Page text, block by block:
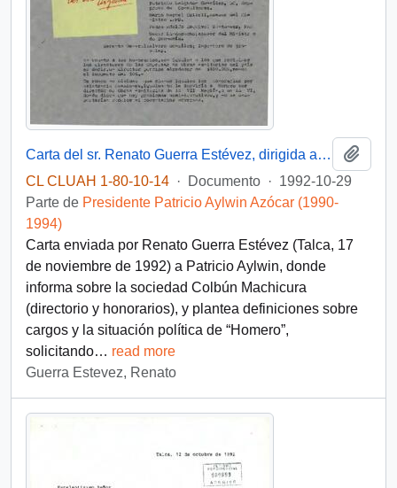
Carta del sr. Renato Guerra Estévez, dirigida al Señor Patricio Aylwin Azócar
CL CLUAH 1-80-10-14 · Documento · 1992-10-29
Parte de Presidente Patricio Aylwin Azócar (1990-
1994)
Carta enviada por Renato Guerra Estévez (Talca, 17
de noviembre de 1992) a Patricio Aylwin, donde
informa sobre la sociedad Colbún Machicura
(directorio y honorarios), y plantea definiciones sobre
cargos y la situación política de “Homero”,
solicitando… read more
Guerra Estevez, Renato